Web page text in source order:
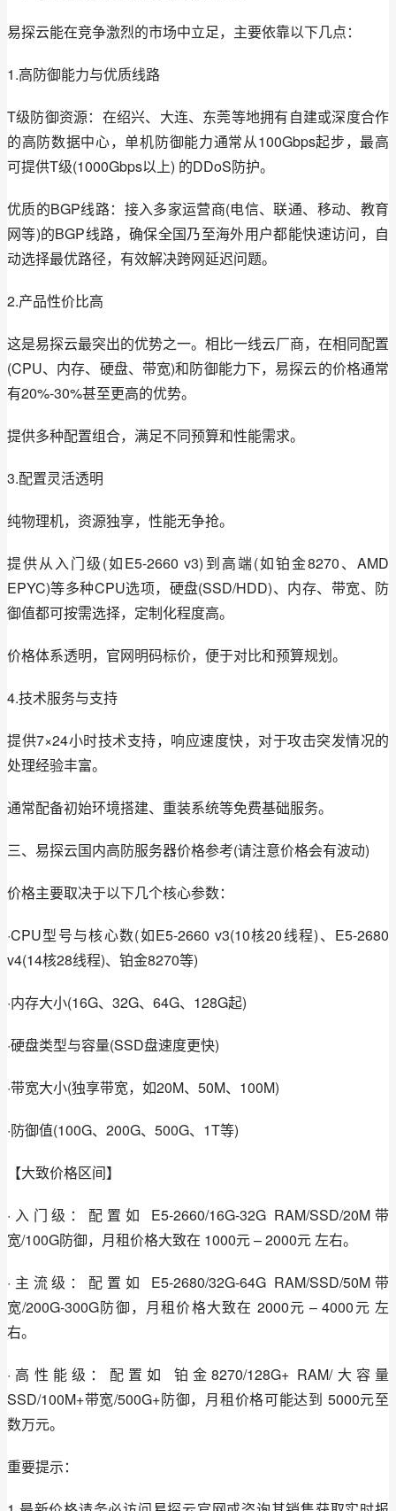
易探云能在竞争激烈的市场中立足，主要依靠以下几点：
1.高防御能力与优质线路
T级防御资源：在绍兴、大连、东莞等地拥有自建或深度合作
的高防数据中心，单机防御能力通常从100Gbps起步，最高
可提供T级(1000Gbps以上) 的DDoS防护。
优质的BGP线路：接入多家运营商(电信、联通、移动、教育
网等)的BGP线路，确保全国乃至海外用户都能快速访问，自
动选择最优路径，有效解决跨网延迟问题。
2.产品性价比高
这是易探云最突出的优势之一。相比一线云厂商，在相同配置
(CPU、内存、硬盘、带宽)和防御能力下，易探云的价格通常
有20%-30%甚至更高的优势。
提供多种配置组合，满足不同预算和性能需求。
3.配置灵活透明
纯物理机，资源独享，性能无争抢。
提供从入门级(如E5-2660 v3)到高端(如铂金8270、AMD
EPYC)等多种CPU选项，硬盘(SSD/HDD)、内存、带宽、防
御值都可按需选择，定制化程度高。
价格体系透明，官网明码标价，便于对比和预算规划。
4.技术服务与支持
提供7×24小时技术支持，响应速度快，对于攻击突发情况的
处理经验丰富。
通常配备初始环境搭建、重装系统等免费基础服务。
三、易探云国内高防服务器价格参考(请注意价格会有波动)
价格主要取决于以下几个核心参数：
·CPU型号与核心数(如E5-2660 v3(10核20线程)、E5-2680
v4(14核28线程)、铂金8270等)
·内存大小(16G、32G、64G、128G起)
·硬盘类型与容量(SSD盘速度更快)
·带宽大小(独享带宽，如20M、50M、100M)
·防御值(100G、200G、500G、1T等)
【大致价格区间】
·入门级：配置如 E5-2660/16G-32G RAM/SSD/20M带
宽/100G防御，月租价格大致在 1000元 – 2000元 左右。
·主流级：配置如 E5-2680/32G-64G RAM/SSD/50M带
宽/200G-300G防御，月租价格大致在 2000元 – 4000元 左
右。
·高性能级：配置如 铂金8270/128G+ RAM/大容量
SSD/100M+带宽/500G+防御，月租价格可能达到 5000元至
数万元。
重要提示：